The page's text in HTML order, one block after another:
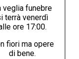
veglia funebre
terrà venerdì
ore 17:00.
fiori ma opere
di bene.